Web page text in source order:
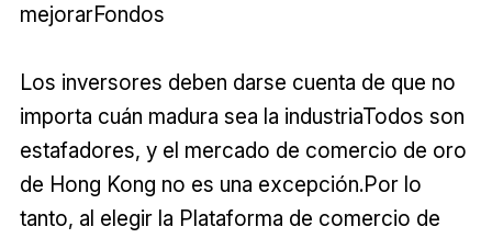
mejorarFondos
Los inversores deben darse cuenta de que no
importa cuán madura sea la industriaTodos son
estafadores, y el mercado de comercio de oro
de Hong Kong no es una excepción.Por lo
tanto, al elegir la Plataforma de comercio de